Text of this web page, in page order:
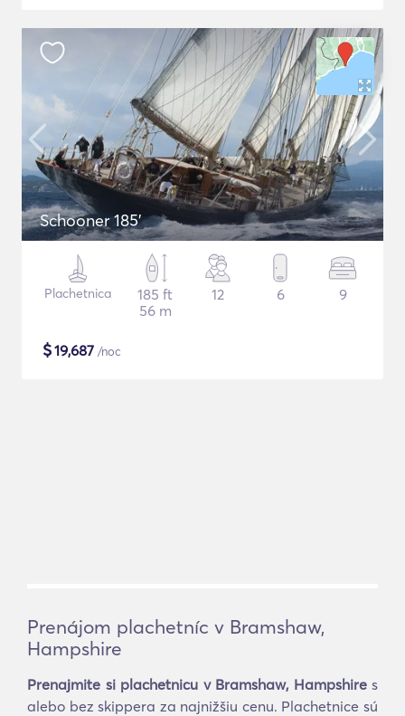
Schooner 185'
Plachetnica
185 ft
56 m
12 6 9
$19,687 /noc
Prenájom plachetníc v Bramshaw,
Hampshire
Prenajmite si plachetnicu v Bramshaw, Hampshires
alebo bez skippera za najnižšiu cenu. Plachetnice sú